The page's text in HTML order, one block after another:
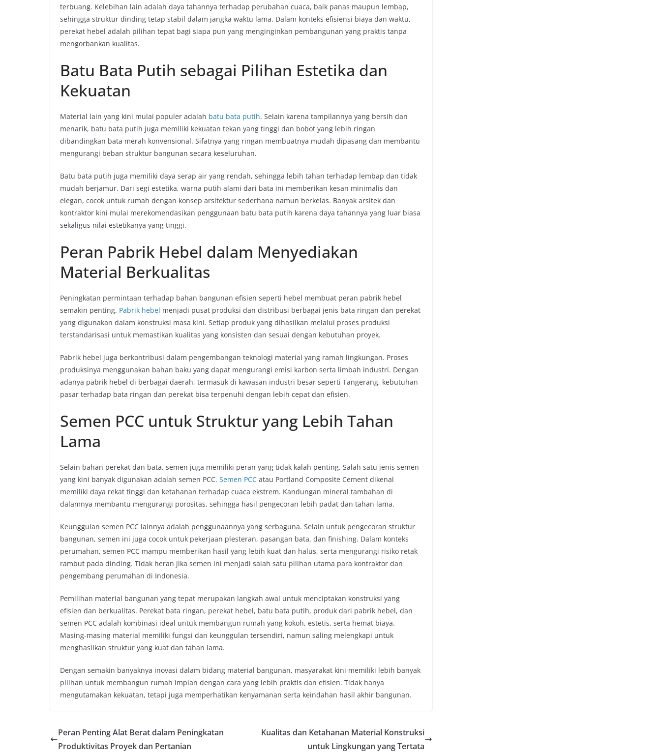
terbuang. Kelebihan lain adalah daya tahannya terhadap perubahan cuaca, baik panas maupun lembap,
sehingga struktur dinding tetap stabil dalam jangka waktu lama. Dalam konteks efisiensi biaya dan waktu,
perekat hebel adalah pilihan tepat bagi siapa pun yang menginginkan pembangunan yang praktis tanpa
mengorbankan kualitas.
Batu Bata Putih sebagai Pilihan Estetika dan
Kekuatan
Material lain yang kini mulai populer adalah batu bata putih. Selain karena tampilannya yang bersih dan
menarik, batu bata putih juga memiliki kekuatan tekan yang tinggi dan bobot yang lebih ringan
dibandingkan bata merah konvensional. Sifatnya yang ringan membuatnya mudah dipasang dan membantu
mengurangi beban struktur bangunan secara keseluruhan.
Batu bata putih juga memiliki daya serap air yang rendah, sehingga lebih tahan terhadap lembap dan tidak
mudah berjamur. Dari segi estetika, warna putih alami dari bata ini memberikan kesan minimalis dan
elegan, cocok untuk rumah dengan konsep arsitektur sederhana namun berkelas. Banyak arsitek dan
kontraktor kini mulai merekomendasikan penggunaan batu bata putih karena daya tahannya yang luar biasa
sekaligus nilai estetikanya yang tinggi.
Peran Pabrik Hebel dalam Menyediakan
Material Berkualitas
Peningkatan permintaan terhadap bahan bangunan efisien seperti hebel membuat peran pabrik hebel
semakin penting. Pabrik hebel menjadi pusat produksi dan distribusi berbagai jenis bata ringan dan perekat
yang digunakan dalam konstruksi masa kini. Setiap produk yang dihasilkan melalui proses produksi
terstandarisasi untuk memastikan kualitas yang konsisten dan sesuai dengan kebutuhan proyek.
Pabrik hebel juga berkontribusi dalam pengembangan teknologi material yang ramah lingkungan. Proses
produksinya menggunakan bahan baku yang dapat mengurangi emisi karbon serta limbah industri. Dengan
adanya pabrik hebel di berbagai daerah, termasuk di kawasan industri besar seperti Tangerang, kebutuhan
pasar terhadap bata ringan dan perekat bisa terpenuhi dengan lebih cepat dan efisien.
Semen PCC untuk Struktur yang Lebih Tahan
Lama
Selain bahan perekat dan bata, semen juga memiliki peran yang tidak kalah penting. Salah satu jenis semen
yang kini banyak digunakan adalah semen PCC. Semen PCC atau Portland Composite Cement dikenal
memiliki daya rekat tinggi dan ketahanan terhadap cuaca ekstrem. Kandungan mineral tambahan di
dalamnya membantu mengurangi porositas, sehingga hasil pengecoran lebih padat dan tahan lama.
Keunggulan semen PCC lainnya adalah penggunaannya yang serbaguna. Selain untuk pengecoran struktur
bangunan, semen ini juga cocok untuk pekerjaan plesteran, pasangan bata, dan finishing. Dalam konteks
perumahan, semen PCC mampu memberikan hasil yang lebih kuat dan halus, serta mengurangi risiko retak
rambut pada dinding. Tidak heran jika semen ini menjadi salah satu pilihan utama para kontraktor dan
pengembang perumahan di Indonesia.
Pemilihan material bangunan yang tepat merupakan langkah awal untuk menciptakan konstruksi yang
efisien dan berkualitas. Perekat bata ringan, perekat hebel, batu bata putih, produk dari pabrik hebel, dan
semen PCC adalah kombinasi ideal untuk membangun rumah yang kokoh, estetis, serta hemat biaya.
Masing-masing material memiliki fungsi dan keunggulan tersendiri, namun saling melengkapi untuk
menghasilkan struktur yang kuat dan tahan lama.
Dengan semakin banyaknya inovasi dalam bidang material bangunan, masyarakat kini memiliki lebih banyak
pilihan untuk membangun rumah impian dengan cara yang lebih praktis dan efisien. Tidak hanya
mengutamakan kekuatan, tetapi juga memperhatikan kenyamanan serta keindahan hasil akhir bangunan.
Peran Penting Alat Berat dalam Peningkatan
Produktivitas Proyek dan Pertanian
Kualitas dan Ketahanan Material Konstruksi
untuk Lingkungan yang Tertata